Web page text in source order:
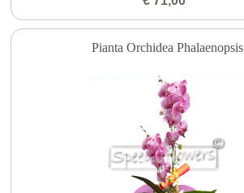
Pianta Orchidea Phalaenopsis